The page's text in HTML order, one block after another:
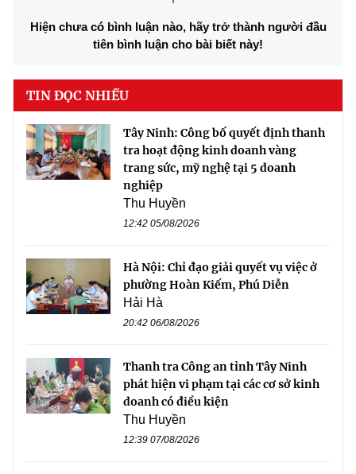
Hiện chưa có bình luận nào, hãy trở thành người đầu
tiên bình luận cho bài biết này!
TIN ĐỌC NHIỀU
Tây Ninh: Công bố quyết định thanh
tra hoạt động kinh doanh vàng
trang sức, mỹ nghệ tại 5 doanh
nghiệp
Thu Huyền
12:42 05/08/2026
Hà Nội: Chỉ đạo giải quyết vụ việc ở
phường Hoàn Kiếm, Phú Diễn
Hải Hà
20:42 06/08/2026
Thanh tra Công an tỉnh Tây Ninh
phát hiện vi phạm tại các cơ sở kinh
doanh có điều kiện
Thu Huyền
12:39 07/08/2026